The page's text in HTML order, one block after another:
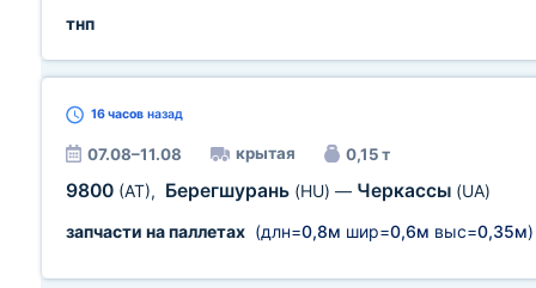
тнп
16 часов назад
07.08–11.08 крытая 0,15 т
9800 (AT), Берегшурань (HU) — Черкассы (UA)
запчасти на паллетах (длн=0,8м шир=0,6м выс=0,35м)